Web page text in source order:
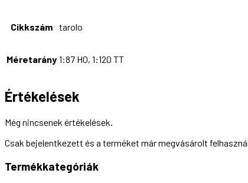
Cikkszám tarolo
Méretarány 1:87 H0, 1:120 TT
Értékelések
Még nincsenek értékelések.
Csak bejelentkezett és a terméket már megvásárolt
Termékkategóriák